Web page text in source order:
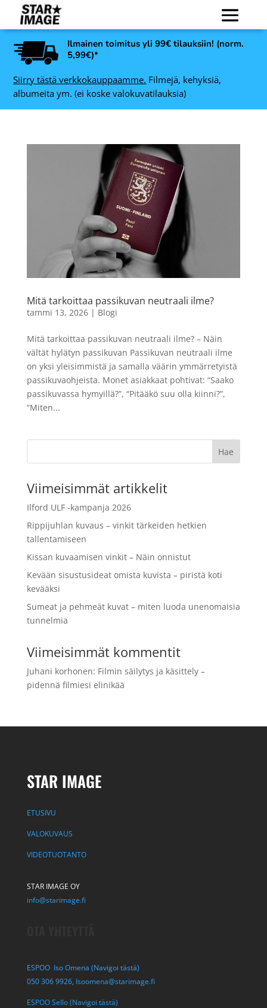
Ilmainen toimitus yli 99€ tilauksiin! (norm.
5,99€)*
Siirry tästä verkkokauppaamme. Filmejä, kehyksiä,
albumeita ym. (ei koske valokuvatilauksia)
Mitä tarkoittaa passikuvan neutraali ilme?
tammi 13, 2026| Blogi
Mitä tarkoittaa passikuvan neutraali ilme? – Näin
vältät hylätyn passikuvan Passikuvan neutraali ilme
on yksi yleisimmistä ja samalla väärin ymmärretyistä
passikuvaohjeista. Monet asiakkaat pohtivat: “Saako
passikuvassa hymyillä?”, “Pitääkö suu olla kiinni?”,
“Miten...
Viimeisimmät artikkelit
Ilford ULF -kampanja 2026
Rippijuhlan kuvaus – vinkit tärkeiden hetkien
tallentamiseen
Kissan kuvaamisen vinkit – Näin onnistut
Kevään sisustusideat omista kuvista – piristä koti
kevääksi
Sumeat ja pehmeät kuvat – miten luoda unenomaisia
tunnelmia
Viimeisimmät kommentit
Juhani korhonen: Filmin säilytys ja käsittely –
pidennä filmiesi elinikää
STAR IMAGE
ETUSIVU
VALOKUVAUS
VIDEOTUOTANTO
STAR IMAGE OY
info@starimage.fi
ESPOO Iso Omena (Navigoi tästä)
050 306 9926, Isoomena@starimage.fi
ESPOO Sello (Navigoi tästä)
Rollei Infrared 400 135, 36
kuvaa